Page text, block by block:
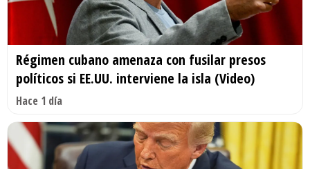
Régimen cubano amenaza con fusilar presos
políticos si EE.UU. interviene la isla (Video)
Hace 1 día